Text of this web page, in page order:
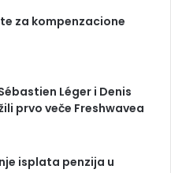
za kompenzacione
Léger i Denis
prvo veče Freshwavea
isplata penzija u